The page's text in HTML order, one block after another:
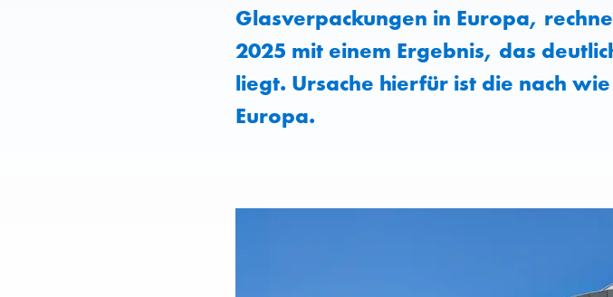
Glasverpackungen in Europa,
2025 mit einem Ergebnis, das
liegt. Ursache hierfür ist die nach
Europa.